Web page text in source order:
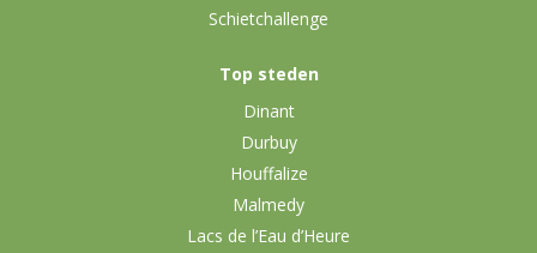
Schietchallenge
Top steden
Dinant
Durbuy
Houffalize
Malmedy
Lacs de l’Eau d’Heure